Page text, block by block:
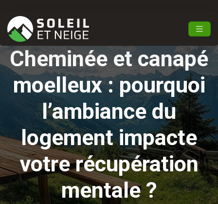
Cheminée et canapé
moelleux : pourquoi
l’ambiance du
logement impacte
votre récupération
mentale ?